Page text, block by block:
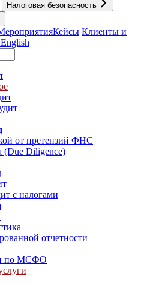
Налоговая безопасность
Кейсы Клиенты и
English
от претензий ФНС
(Due Diligence)
с налогами
отчетности
по МСФО